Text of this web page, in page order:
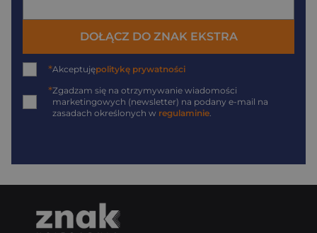
DOŁĄCZ DO ZNAK EKSTRA
*Akceptujępolitykę prywatności
*Zgadzam się na otrzymywanie wiadomości
marketingowych (newsletter) na podany e-mail na
zasadach określonych w regulaminie.